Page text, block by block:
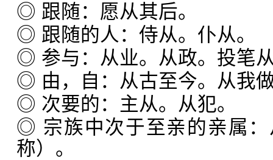
◎ 跟随：愿从其后。
◎ 跟随的人：侍从。仆从。
◎ 参与：从业。从政。投笔
◎ 由，自：从古至今。从我
◎ 次要的：主从。从犯。
◎ 宗族中次于至亲的亲属
称）。